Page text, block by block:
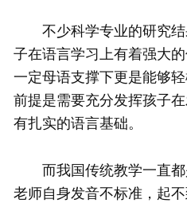
不少科学专业的研究结
子在语言学习上有着强大
一定母语支撑下更是能够
前提是需要充分发挥孩子
有扎实的语言基础。
而我国传统教学一直都
老师自身发音不标准，起